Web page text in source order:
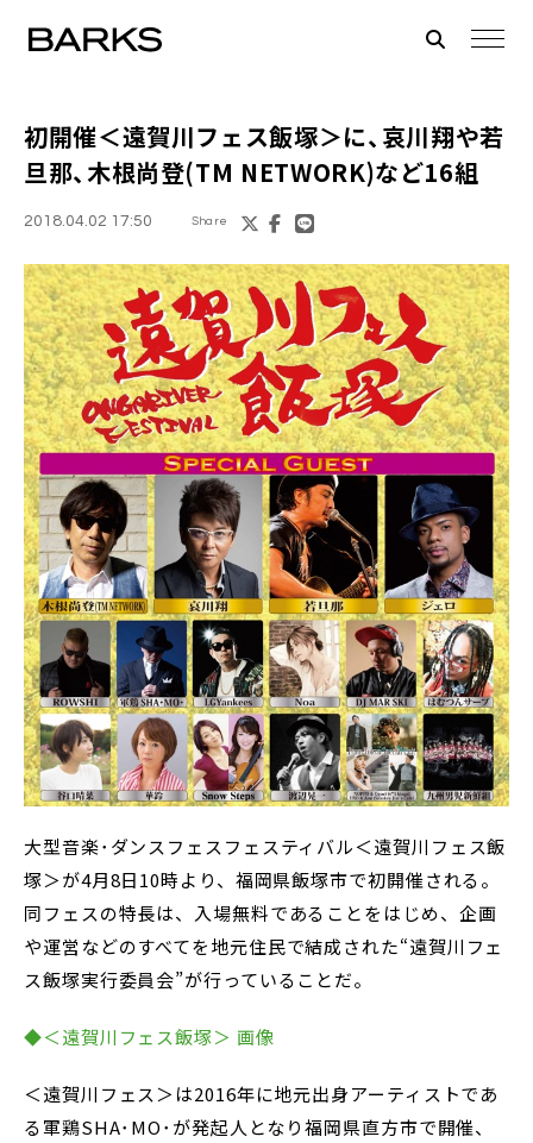
初開催＜遠賀川フェス飯塚＞に、哀川翔や若
旦那、木根尚登(TM NETWORK)など16組
2018.04.02 17:50 Share
大型音楽･ダンスフェスフェスティバル＜遠賀川フェス飯
塚＞が4月8日10時より、福岡県飯塚市で初開催される。
同フェスの特長は、入場無料であることをはじめ、企画
や運営などのすべてを地元住民で結成された“遠賀川フェ
ス飯塚実行委員会”が行っていることだ。
◆＜遠賀川フェス飯塚＞ 画像
＜遠賀川フェス＞は2016年に地元出身アーティストであ
る軍鶏SHA･MO･が発起人となり福岡県直方市で開催、